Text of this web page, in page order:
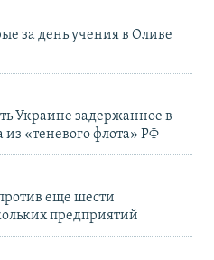
за день учения в Оливе
Украине задержанное в
из «теневого флота» РФ
еще шести
предприятий